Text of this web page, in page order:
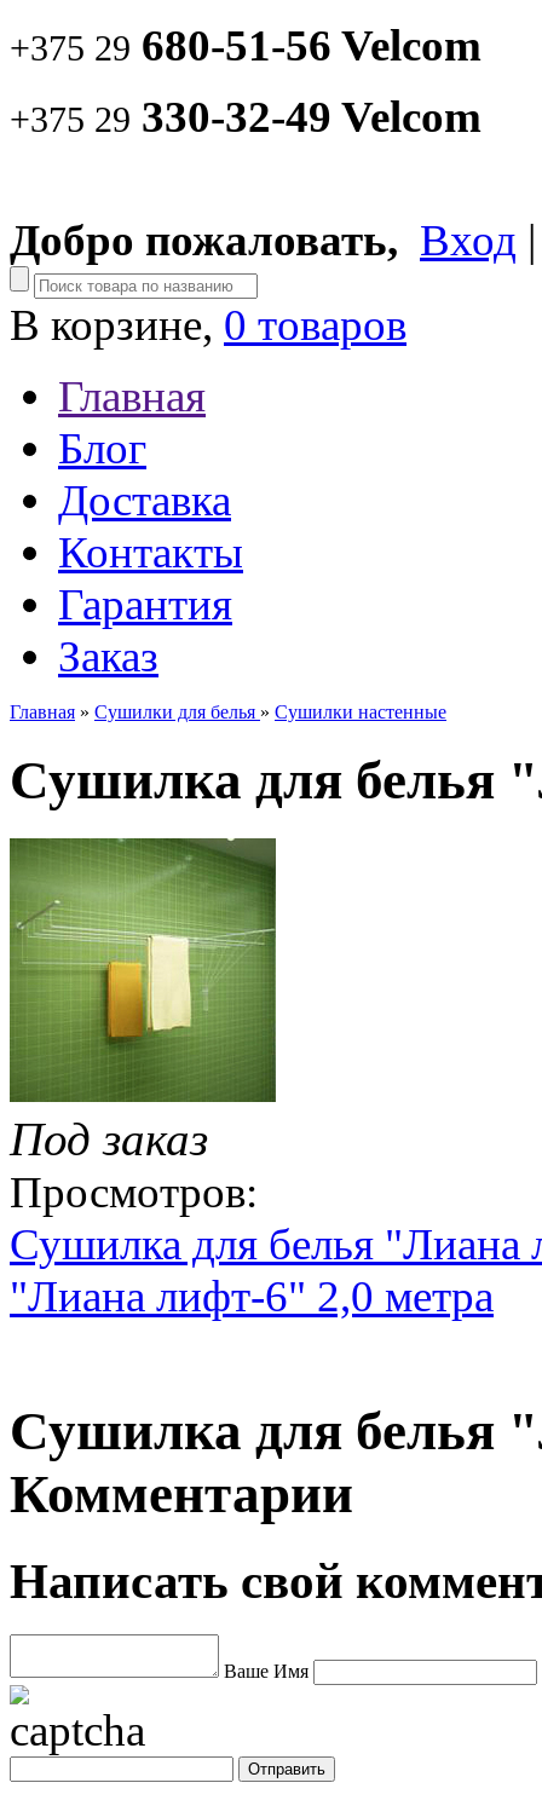
+375 29 680-51-56 Velcom
+375 29 330-32-49 Velcom
Добро пожаловать, Вход
В корзине, 0 товаров
Главная
Блог
Доставка
Контакты
Гарантия
Заказ
Главная » Сушилки для белья » Сушилки настенные
Сушилка для белья
Под заказ
Просмотров:
Сушилка для белья "Лиана
"Лиана лифт-6" 2,0 метра
Сушилка для белья
Комментарии
Написать свой
Ваше Имя